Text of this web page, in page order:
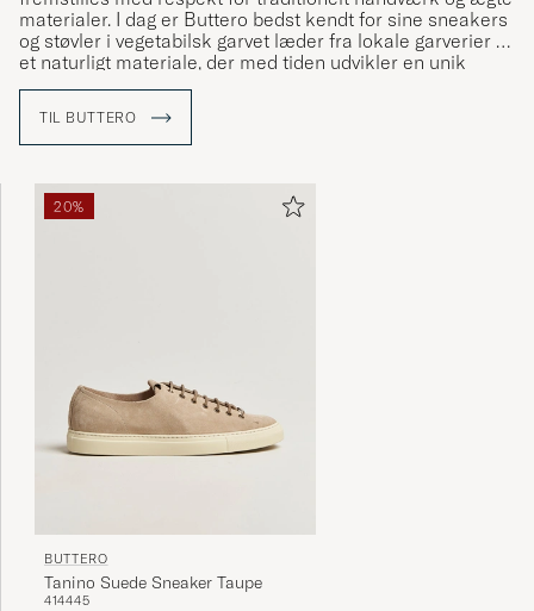
materialer. I dag er Buttero bedst kendt for sine sneakers
og støvler i vegetabilsk garvet læder fra lokale garverier –
et naturligt materiale, der med tiden udvikler en unik
patina. Hver detalje afspejler mærkets toscanske arv og
TIL BUTTERO
20%
BUTTERO
Tanino Suede Sneaker Taupe
414445